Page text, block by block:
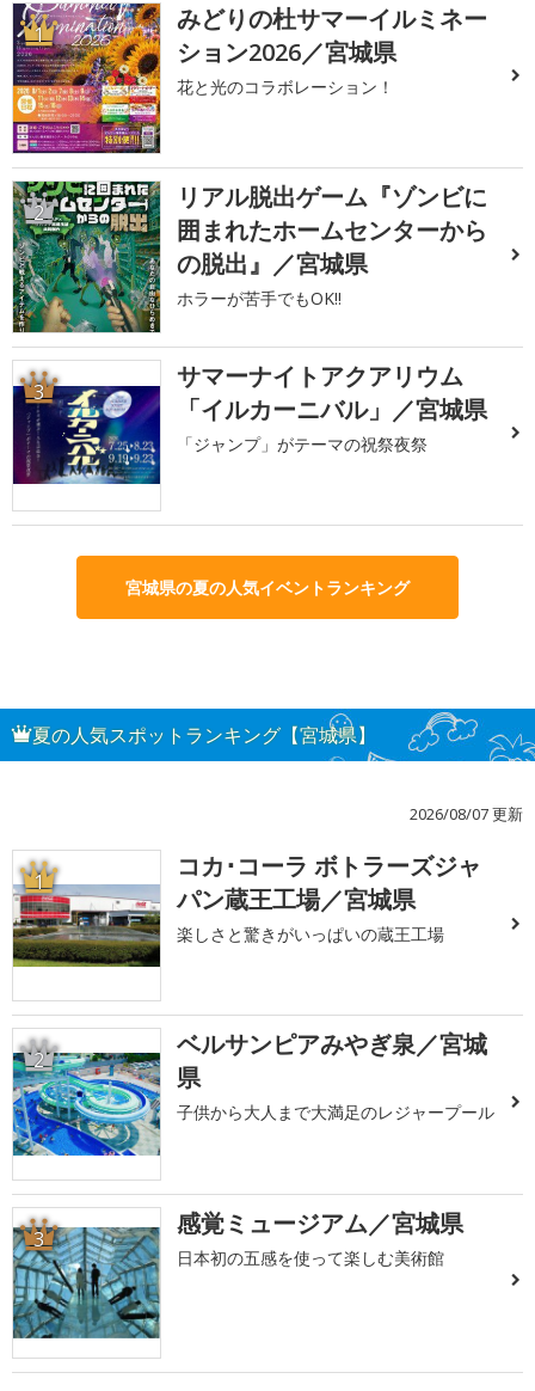
1
みどりの杜サマーイルミネー
ション2026／宮城県
花と光のコラボレーション！
2
リアル脱出ゲーム『ゾンビに
囲まれたホームセンターから
の脱出』／宮城県
ホラーが苦手でもOK!!
3
サマーナイトアクアリウム
「イルカーニバル」／宮城県
「ジャンプ」がテーマの祝祭夜祭
宮城県の夏の人気イベントランキング
夏の人気スポットランキング【宮城県】
2026/08/07 更新
1
コカ･コーラ ボトラーズジャ
パン蔵王工場／宮城県
楽しさと驚きがいっぱいの蔵王工場
2
ベルサンピアみやぎ泉／宮城
県
子供から大人まで大満足のレジャープール
3 感覚ミュージアム／宮城県
日本初の五感を使って楽しむ美術館